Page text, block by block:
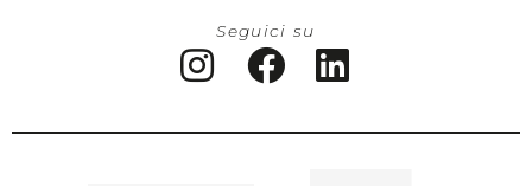
Seguici su